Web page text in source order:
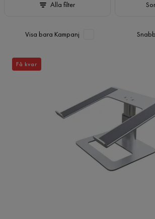
Alla filter
Visa bara Kampanj
Få kvar